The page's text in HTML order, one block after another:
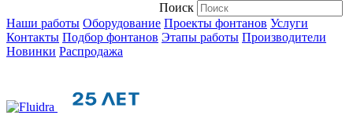
Поиск
Наши работы Оборудование Проекты фонтанов Услуги
Контакты Подбор фонтанов Этапы работы Производители
Новинки Распродажа